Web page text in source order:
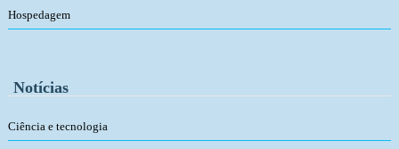
Hospedagem
Notícias
Ciência e tecnologia